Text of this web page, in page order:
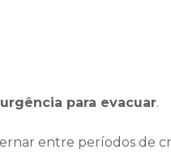
para evacuar.
entre períodos de